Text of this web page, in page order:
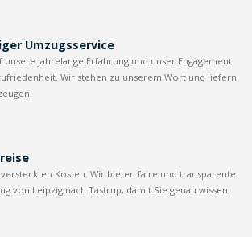
Umzugsservice
unsere jahrelange Erfahrung und unser Engagement
Wir stehen zu unserem Wort und liefern
Kosten. Wir bieten faire und transparente
von Leipzig nach Tastrup, damit Sie genau wissen,